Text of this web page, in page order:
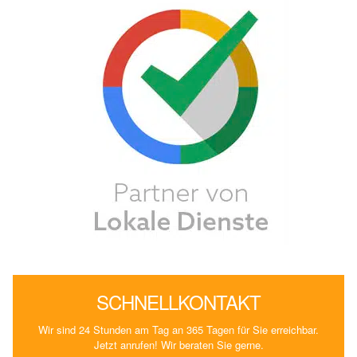
SCHNELLKONTAKT
Wir sind 24 Stunden am Tag an 365 Tagen für Sie erreichbar.
Jetzt anrufen! Wir beraten Sie gerne.